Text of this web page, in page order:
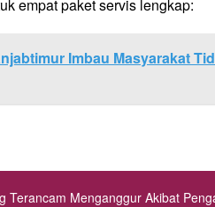
empat paket servis lengkap:
Imbau Masyarakat
Terancam Menganggur Akibat